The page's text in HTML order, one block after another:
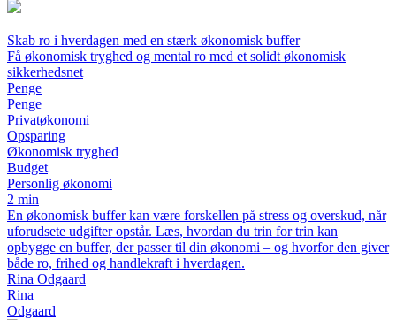
Skab ro i hverdagen med en stærk økonomisk buffer
Få økonomisk tryghed og mental ro med et solidt økonomisk
sikkerhedsnet
Penge
Penge
Privatøkonomi
Opsparing
Økonomisk tryghed
Budget
Personlig økonomi
2 min
En økonomisk buffer kan være forskellen på stress og overskud, når
uforudsete udgifter opstår. Læs, hvordan du trin for trin kan
opbygge en buffer, der passer til din økonomi – og hvorfor den giver
både ro, frihed og handlekraft i hverdagen.
Rina Odgaard
Rina
Odgaard